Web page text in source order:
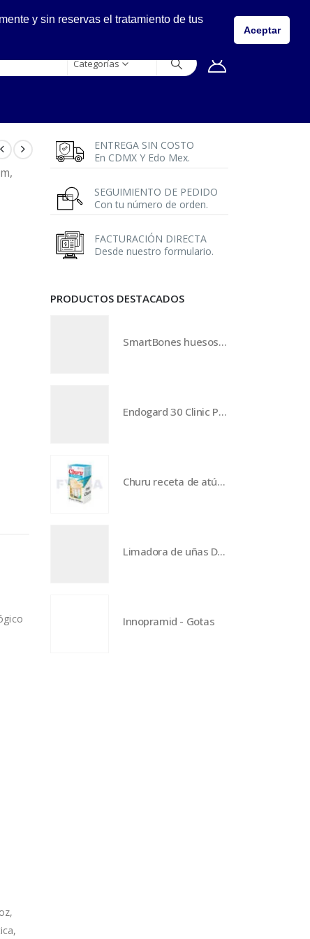
5557149400
Categorías
ENTREGA SIN COSTO
En CDMX Y Edo Mex.
SEGUIMIENTO DE PEDIDO
Con tu número de orden.
FACTURACIÓN DIRECTA
Desde nuestro formulario.
PRODUCTOS DESTACADOS
SmartBones huesos medianos de camote - 2 piezas
Endogard 30 Clinic Pack
Churu receta de atún con vieira - 24 piezas
Limadora de uñas DNG-1 inalámbrica - 6 velocidades
Innopramid - Gotas
y sin reservas el tratamiento de tus
Aceptar